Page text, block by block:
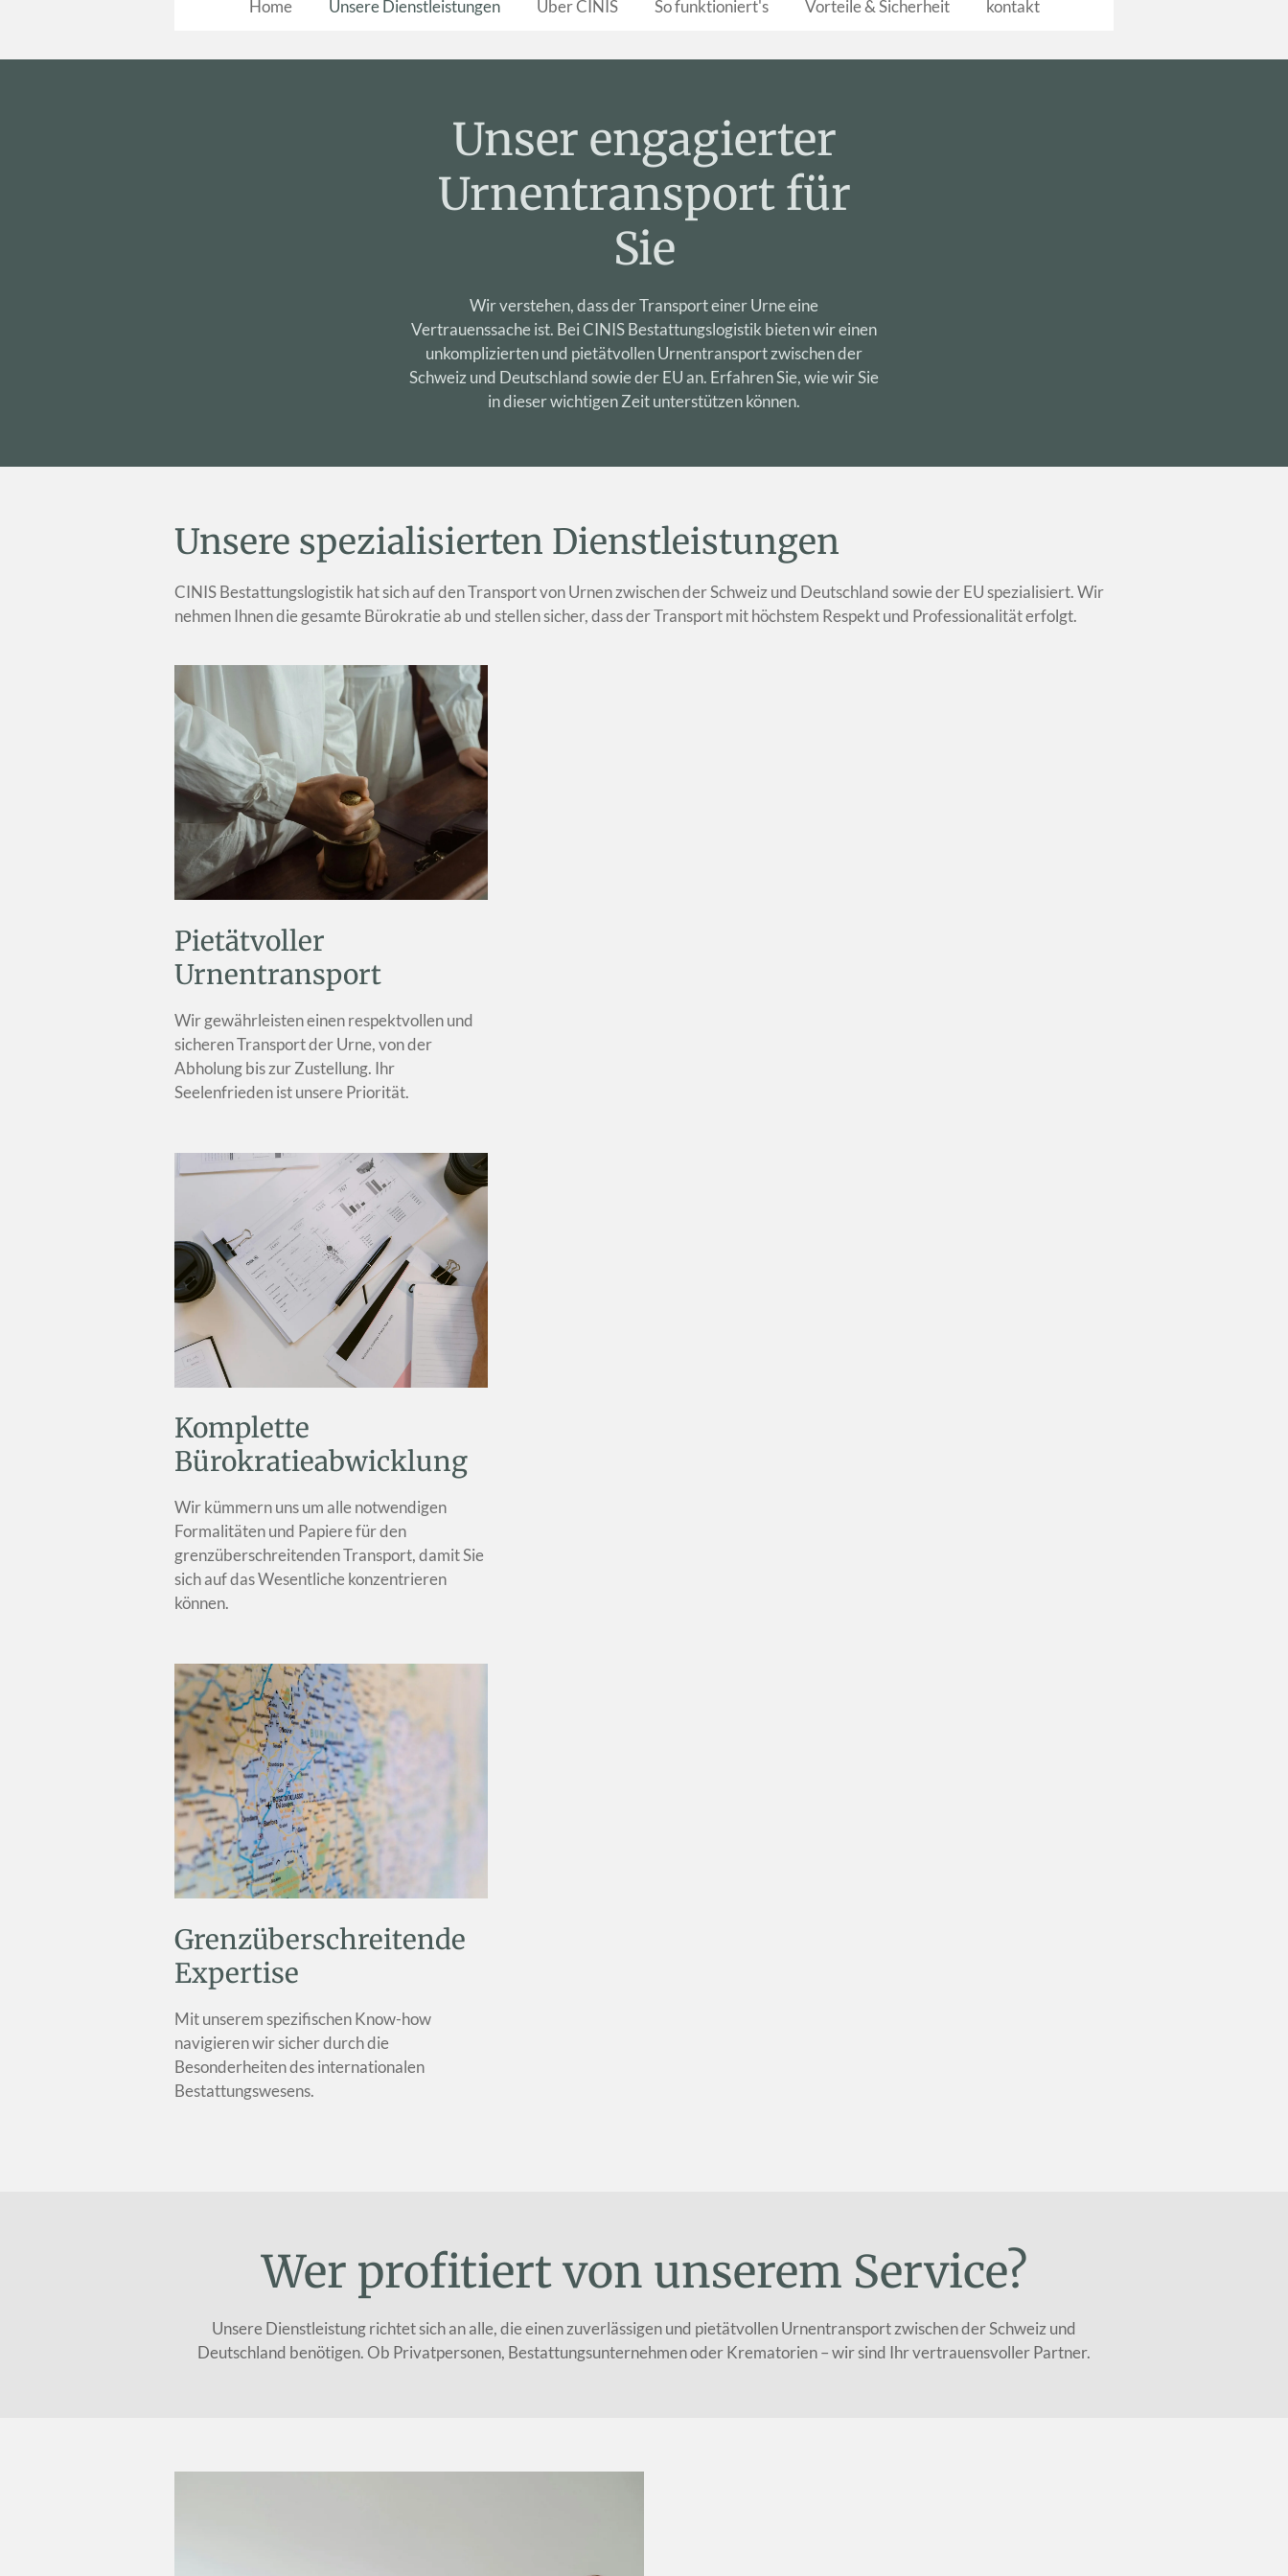
Home Unsere Dienstleistungen Über CINIS So funktioniert's Vorteile & Sicherheit kontakt
Unser engagierter
Urnentransport für
Sie
Wir verstehen, dass der Transport einer Urne eine
Vertrauenssache ist. Bei CINIS Bestattungslogistik bieten wir einen
unkomplizierten und pietätvollen Urnentransport zwischen der
Schweiz und Deutschland sowie der EU an. Erfahren Sie, wie wir Sie
in dieser wichtigen Zeit unterstützen können.
Unsere spezialisierten Dienstleistungen
CINIS Bestattungslogistik hat sich auf den Transport von Urnen zwischen der Schweiz und Deutschland sowie der EU spezialisiert. Wir
nehmen Ihnen die gesamte Bürokratie ab und stellen sicher, dass der Transport mit höchstem Respekt und Professionalität erfolgt.
Pietätvoller
Urnentransport
Wir gewährleisten einen respektvollen und
sicheren Transport der Urne, von der
Abholung bis zur Zustellung. Ihr
Seelenfrieden ist unsere Priorität.
Komplette
Bürokratieabwicklung
Wir kümmern uns um alle notwendigen
Formalitäten und Papiere für den
grenzüberschreitenden Transport, damit Sie
sich auf das Wesentliche konzentrieren
können.
Grenzüberschreitende
Expertise
Mit unserem spezifischen Know-how
navigieren wir sicher durch die
Besonderheiten des internationalen
Bestattungswesens.
Wer profitiert von unserem Service?
Unsere Dienstleistung richtet sich an alle, die einen zuverlässigen und pietätvollen Urnentransport zwischen der Schweiz und
Deutschland benötigen. Ob Privatpersonen, Bestattungsunternehmen oder Krematorien – wir sind Ihr vertrauensvoller Partner.